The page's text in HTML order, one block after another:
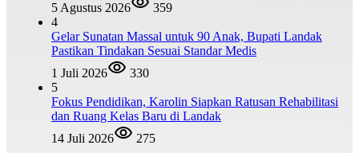
5 Agustus 2026
359
4
Gelar Sunatan Massal untuk 90 Anak, Bupati Landak
Pastikan Tindakan Sesuai Standar Medis
1 Juli 2026
330
5
Fokus Pendidikan, Karolin Siapkan Ratusan Rehabilitasi
dan Ruang Kelas Baru di Landak
14 Juli 2026
275